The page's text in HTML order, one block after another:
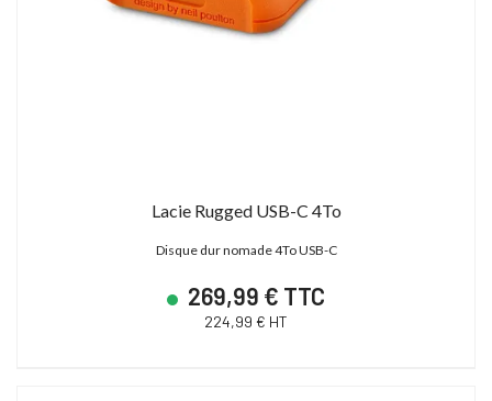
Lacie Rugged USB-C 4To
Disque dur nomade 4To USB-C
269,99 € TTC
224,99 € HT